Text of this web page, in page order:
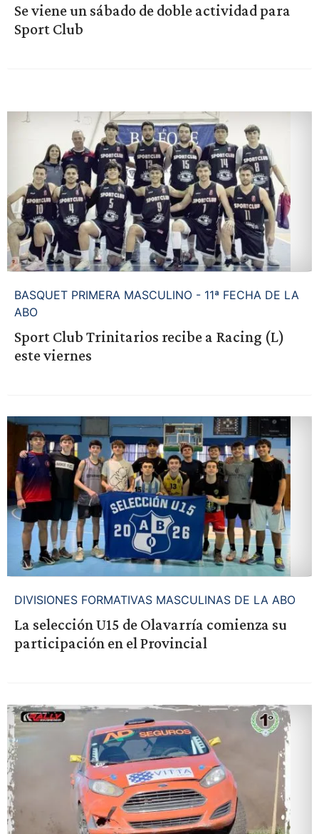
Se viene un sábado de doble actividad para
Sport Club
BASQUET PRIMERA MASCULINO - 11ª FECHA DE LA
ABO
Sport Club Trinitarios recibe a Racing (L)
este viernes
DIVISIONES FORMATIVAS MASCULINAS DE LA ABO
La selección U15 de Olavarría comienza su
participación en el Provincial